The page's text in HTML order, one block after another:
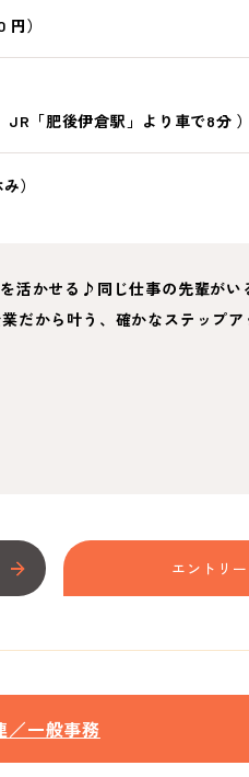
）
「肥後伊倉駅」より車で8分 ）
）
活かせる♪同じ仕事の先輩がい
業だから叶う、確かなステッ
エントリー
／一般事務